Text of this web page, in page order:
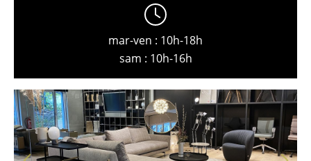
Nuremberg
Schwarzwald
Soleure
mar-ven : 10h-18h
sam : 10h-16h